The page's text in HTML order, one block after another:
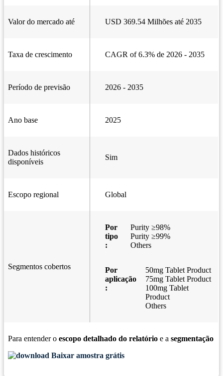
Valor do mercado até USD 369.54 Milhões até 2035
Taxa de crescimento CAGR of 6.3% de 2026 - 2035
Período de previsão 2026 - 2035
Ano base 2025
Dados históricos
disponíveis
Sim
Escopo regional Global
Segmentos cobertos
Por
tipo
:
Purity ≥98%
Purity ≥99%
Others
Por
aplicação
:
50mg Tablet Product
75mg Tablet Product
100mg Tablet
Product
Others
Para entender o escopo detalhado do relatório e a segmentação
Baixar amostra grátis